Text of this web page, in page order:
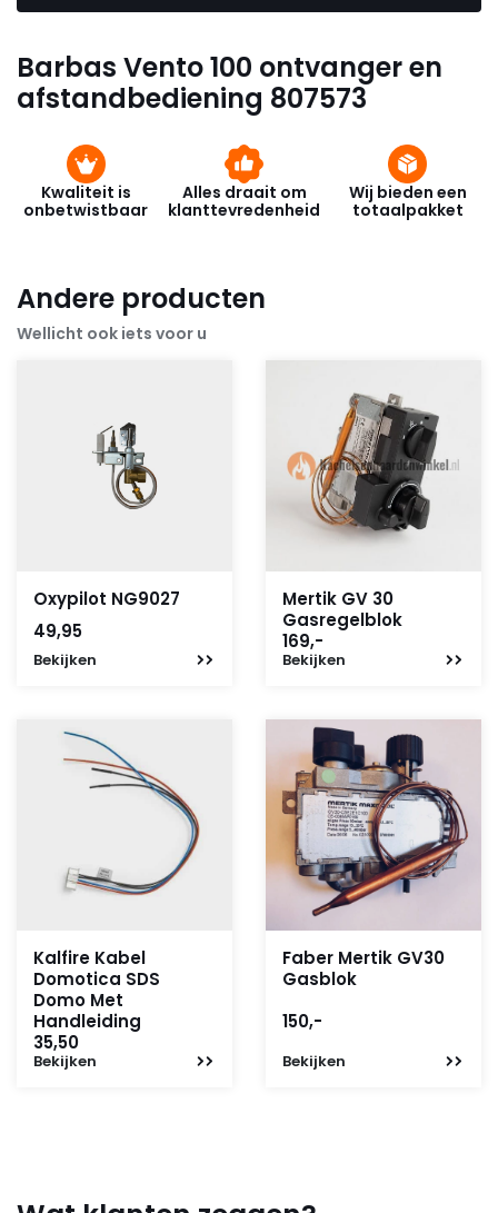
Barbas Vento 100 ontvanger en
afstandbediening 807573
Kwaliteit is
onbetwistbaar
Alles draait om
klanttevredenheid
Wij bieden een
totaalpakket
Andere producten
Wellicht ook iets voor u
Oxypilot NG9027
49,95
Bekijken
Mertik GV 30
Gasregelblok
169,-
Bekijken
Kalfire Kabel
Domotica SDS
Domo Met
Handleiding
35,50
Bekijken
Faber Mertik GV30
Gasblok
150,-
Bekijken